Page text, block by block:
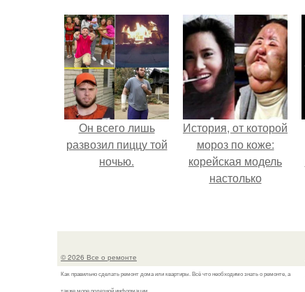
Он всего лишь
развозил пиццу той
ночью.
История, от которой
мороз по коже:
корейская модель
настолько
вколола себе в
© 2026 Все о ремонте
Как правильно сделать ремонт дома или квартиры. Всё что необходимо знать о ремонте, а
также море полезной информации.